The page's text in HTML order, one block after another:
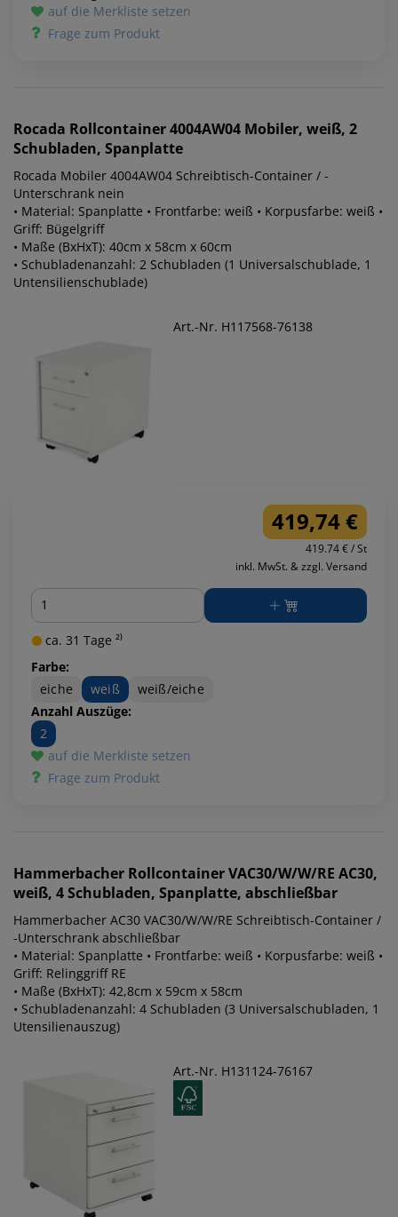
auf die Merkliste setzen
Frage zum Produkt
Rocada Rollcontainer 4004AW04 Mobiler, weiß, 2
Schubladen, Spanplatte
Rocada Mobiler 4004AW04 Schreibtisch-Container / -
Unterschrank nein
• Material: Spanplatte • Frontfarbe: weiß • Korpusfarbe: weiß •
Griff: Bügelgriff
• Maße (BxHxT): 40cm x 58cm x 60cm
• Schubladenanzahl: 2 Schubladen (1 Universalschublade, 1
Untensilienschublade)
Art.-Nr. H117568-76138
419,74 €
419.74 € / St
inkl. MwSt. & zzgl. Versand
Menge
ca. 31 Tage ²⁾
Farbe:
eiche
weiß
weiß/eiche
Anzahl Auszüge:
2
auf die Merkliste setzen
Frage zum Produkt
Hammerbacher Rollcontainer VAC30/W/W/RE AC30,
weiß, 4 Schubladen, Spanplatte, abschließbar
Hammerbacher AC30 VAC30/W/W/RE Schreibtisch-Container /
-Unterschrank abschließbar
• Material: Spanplatte • Frontfarbe: weiß • Korpusfarbe: weiß •
Griff: Relinggriff RE
• Maße (BxHxT): 42,8cm x 59cm x 58cm
• Schubladenanzahl: 4 Schubladen (3 Universalschubladen, 1
Utensilienauszug)
Art.-Nr. H131124-76167